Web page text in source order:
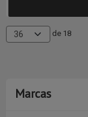
Marcas
de 18